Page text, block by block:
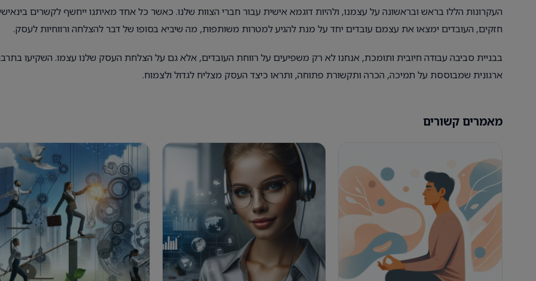
העקרונות הללו בראש ובראשונה על עצמנו, ולהיות דוגמא אישית עבור חברי הצוות שלנו. כאשר כל אחד מאיתנו ייחשף לקשרים
חזקים, העובדים ימצאו את עצמם עובדים יחד על מנת להגיע למטרות משותפות, מה שיביא בסופו של דבר להצלחה ורווחיות לעסק.
בבניית סביבה עבודה חיובית ותומכת, אנחנו לא רק משפיעים על רווחת העובדים, אלא גם על הצלחת העסק שלנו עצמו. השקיעו
ארגונית שמבוססת על תמיכה, הכרה ותקשורת פתוחה, ותראו כיצד העסק מצליח לגדול ולצמוח.
מאמרים קשורים